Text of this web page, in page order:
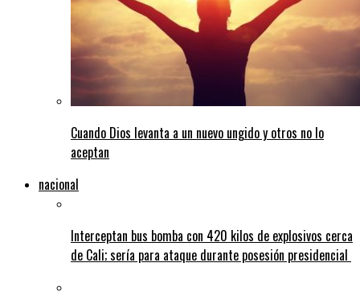
Cuando Dios levanta a un nuevo ungido y otros no lo
aceptan
nacional
Interceptan bus bomba con 420 kilos de explosivos cerca
de Cali; sería para ataque durante posesión presidencial